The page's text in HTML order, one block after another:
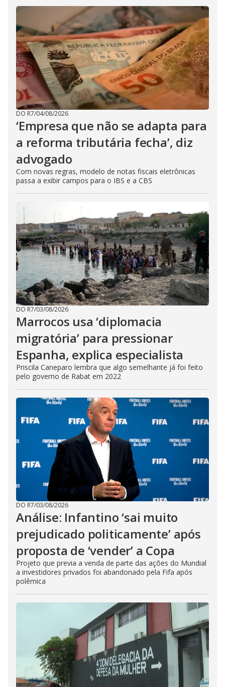
DO R7/04/08/2026
‘Empresa que não se adapta para
a reforma tributária fecha’, diz
advogado
Com novas regras, modelo de notas fiscais eletrônicas
passa a exibir campos para o IBS e a CBS
DO R7/03/08/2026
Marrocos usa ‘diplomacia
migratória’ para pressionar
Espanha, explica especialista
Priscila Caneparo lembra que algo semelhante já foi feito
pelo governo de Rabat em 2022
DO R7/03/08/2026
Análise: Infantino ‘sai muito
prejudicado politicamente’ após
proposta de ‘vender’ a Copa
Projeto que previa a venda de parte das ações do Mundial
a investidores privados foi abandonado pela Fifa após
polêmica